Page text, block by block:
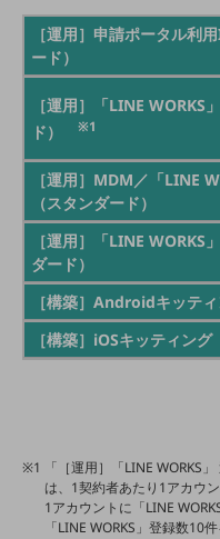
組織
社長からのご挨拶
事業拠点
グループ会社
会社案内パンフレット
ニュースルーム
ニュースルームTOP
ニュースリリース
地域からの発表
社外からの評価実績
サステナビリティ
サステナビリティTOP
［運用］申請ポータル利
ード）
［運用］「LINE WORKS
ド）
※1
［運用］MDM／「LINE
（スタンダード）
［運用］「LINE WORKS
ダード）
［構築］Androidキッテ
［構築］iOSキッティング
「［運用］「LINE WORKS
は、1契約者あたり1アカウ
1アカウントに「LINE
「LINE WORKS」登録数10